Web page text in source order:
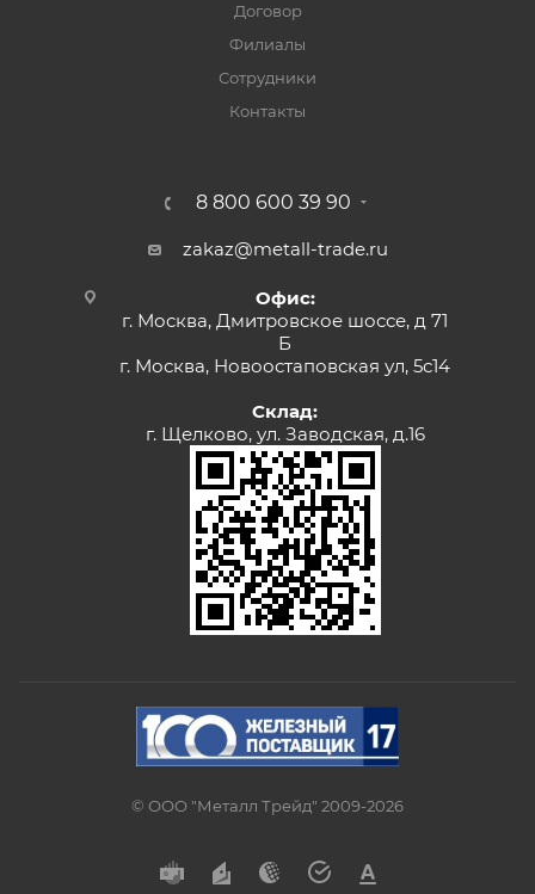
Договор
Филиалы
Сотрудники
Контакты
8 800 600 39 90
zakaz@metall-trade.ru
Офис:
г. Москва, Дмитровское шоссе, д 71
Б
г. Москва, Новоостаповская ул, 5с14
Склад:
г. Щелково, ул. Заводская, д.16
© ООО "Металл Трейд" 2009-2026